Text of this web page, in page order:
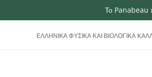
Το Panabeau
ΕΛΛΗΝΙΚΑ ΦΥΣΙΚΑ ΚΑΙ ΒΙΟΛΟΓΙΚΑ